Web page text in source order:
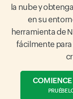
la nube y
en su
herramienta de
fácilmente
COMIENCE